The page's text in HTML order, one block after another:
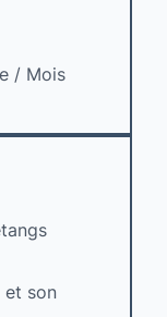
/ Mois
et son